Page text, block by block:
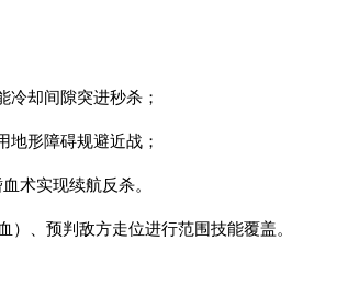
冷却间隙突进秒杀；
地形障碍规避近战；
术实现续航反杀。
、预判敌方走位进行范围技能覆盖。